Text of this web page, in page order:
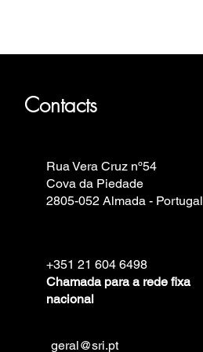
Contacts
Rua Vera Cruz nº54
Cova da Piedade
2805-052 Almada - Portugal
+351 21 604 6498
Chamada para a rede fixa
nacional
geral@sri.pt